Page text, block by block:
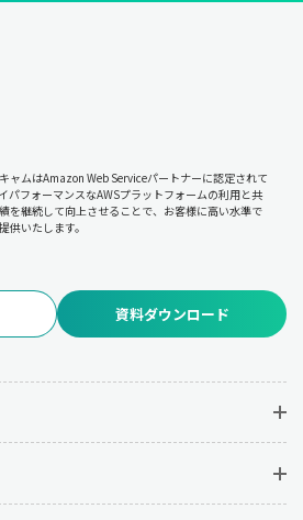
ャムはAmazon Web Serviceパートナーに認定されて
パフォーマンスなAWSプラットフォームの利用と共
を継続して向上させることで、お客様に高い水準で
供いたします。
資料ダウンロード